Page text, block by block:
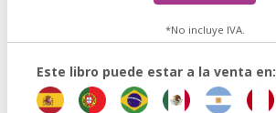
*No incluye IVA.
Este libro puede estar a la venta en: